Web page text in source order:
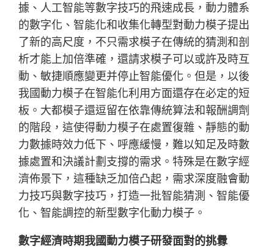
據、人工智能等數字技巧的飛速成長，動力體系
的數字化、智能化和收集化轉型對動力模子提出
了新的高尺度，不只需求模子在傳統的猜測和剖
析才能上加倍準確，還請求模子可以或許及時互
動、敏捷順應變更并停止智能優化。但是，以後
我國動力模子在智能化利用方面還存在必定的短
板。大都模子還逗留在依靠傳統算法和報酬調劑
的階段，這使得動力模子在處置復雜、靜態的動
力數據時效力低下、呼應緩慢，難以知足及時數
據處置和決議計劃支撐的需求。特殊是在數字經
濟佈景下，這種缺乏加倍凸起，需求深度融會動
力技巧與數字技巧，打造一批智能猜測、智能優
化、智能調控的新型數字化動力模子。
數字經濟時期我國動力模子研發面對的挑釁